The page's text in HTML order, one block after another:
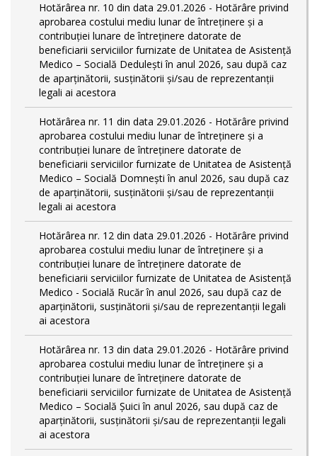
Hotărârea nr. 10 din data 29.01.2026 - Hotărâre privind
aprobarea costului mediu lunar de întreținere și a
contribuției lunare de întreținere datorate de
beneficiarii serviciilor furnizate de Unitatea de Asistență
Medico – Socială Dedulești în anul 2026, sau după caz
de aparținătorii, susținătorii și/sau de reprezentanții
legali ai acestora
Hotărârea nr. 11 din data 29.01.2026 - Hotărâre privind
aprobarea costului mediu lunar de întreținere și a
contribuției lunare de întreținere datorate de
beneficiarii serviciilor furnizate de Unitatea de Asistență
Medico – Socială Domnești în anul 2026, sau după caz
de aparținătorii, susținătorii și/sau de reprezentanții
legali ai acestora
Hotărârea nr. 12 din data 29.01.2026 - Hotărâre privind
aprobarea costului mediu lunar de întreținere și a
contribuției lunare de întreținere datorate de
beneficiarii serviciilor furnizate de Unitatea de Asistență
Medico - Socială Rucăr în anul 2026, sau după caz de
aparținătorii, susținătorii și/sau de reprezentanții legali
ai acestora
Hotărârea nr. 13 din data 29.01.2026 - Hotărâre privind
aprobarea costului mediu lunar de întreținere și a
contribuției lunare de întreținere datorate de
beneficiarii serviciilor furnizate de Unitatea de Asistență
Medico – Socială Șuici în anul 2026, sau după caz de
aparținătorii, susținătorii și/sau de reprezentanții legali
ai acestora